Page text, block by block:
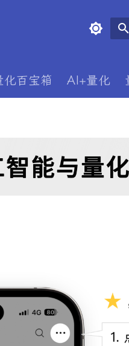
化百宝箱 AI+量化